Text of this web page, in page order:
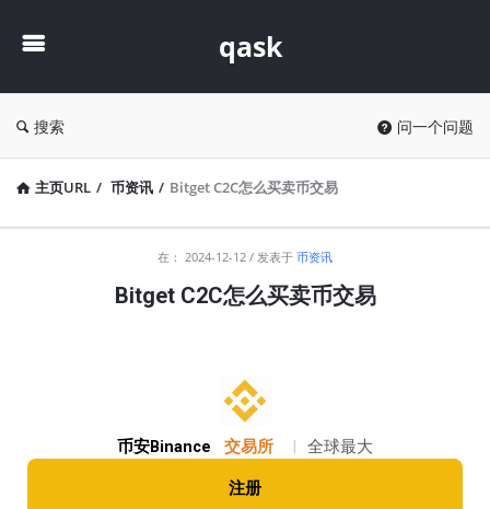
qask
搜索 问一个问题
主页URL / 币资讯 / Bitget C2C怎么买卖币交易
在： 2024-12-12 发表于 币资讯
Bitget C2C怎么买卖币交易
币安Binance 交易所 全球最大
注册